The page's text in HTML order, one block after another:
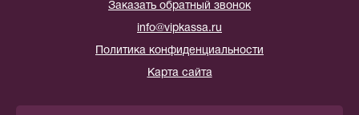
Заказать обратный звонок
info@vipkassa.ru
Политика конфиденциальности
Карта сайта